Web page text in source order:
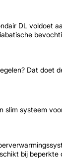
DL voldoet
Dat doet
slim systeem
bij beperkte